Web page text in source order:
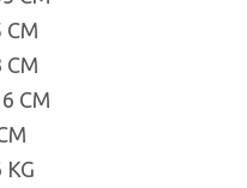
CM
CM
CM
KG